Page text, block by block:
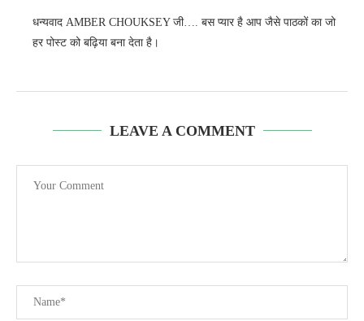
धन्यवाद AMBER CHOUKSEY जी…. बस प्यार है आप जैसे पाठकों का जो
हर पोस्ट को बढ़िया बना देता है।
LEAVE A COMMENT